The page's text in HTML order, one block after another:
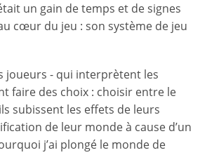
un gain de temps et de signes
cœur du jeu : son système de jeu
joueurs - qui interprètent les
faire des choix : choisir entre le
subissent les effets de leurs
de leur monde à cause d’un
j’ai plongé le monde de